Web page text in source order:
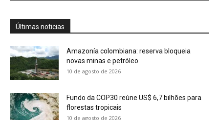
Últimas noticias
Amazonía colombiana: reserva bloqueia
novas minas e petróleo
10 de agosto de 2026
Fundo da COP30 reúne US$ 6,7 bilhões para
florestas tropicais
10 de agosto de 2026